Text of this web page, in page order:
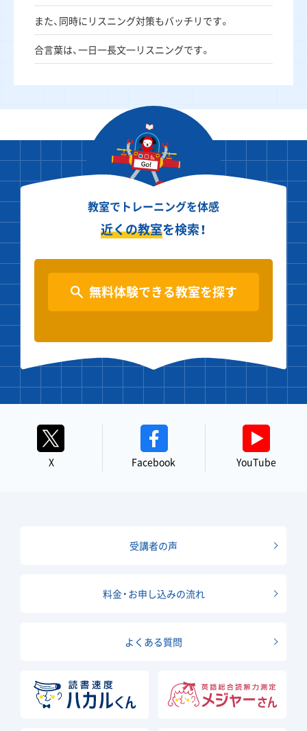
また、同時にリスニング対策もバッチリです。
合言葉は、一日一長文一リスニングです。
教室でトレーニングを体感
近くの教室を検索！
無料体験できる教室を探す
X Facebook YouTube
受講者の声
料金・お申し込みの流れ
よくある質問